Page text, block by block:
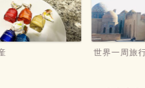
世界一周旅行記